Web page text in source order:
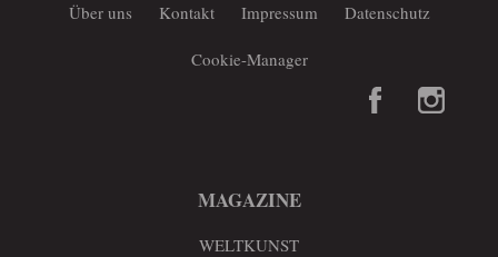
Über uns Kontakt Impressum Datenschutz
Cookie-Manager
MAGAZINE
WELTKUNST